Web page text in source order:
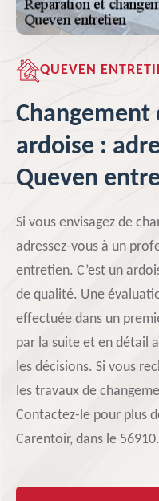
QUEVEN
ardoise :
Queven
Si vous envisagez de
adressez-vous à un
entretien. C’est un
de qualité. Une
effectuée dans un
par la suite et en détail
les décisions. Si vous
les travaux de
Contactez-le pour plus
Carentoir, dans le 56910.